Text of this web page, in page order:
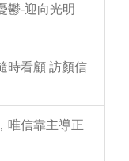
鬱-迎向光明
時看顧 訪顏信
唯信靠主導正